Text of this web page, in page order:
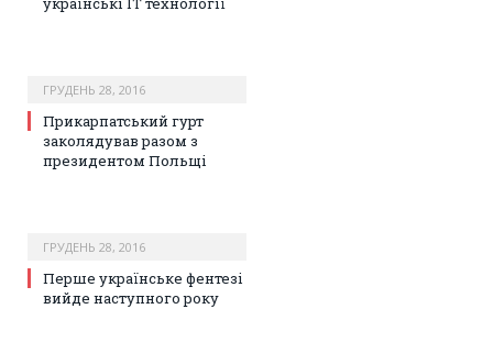
ГРУДЕНЬ 28, 2016
Прикарпатський гурт
заколядував разом з
президентом Польщі
ГРУДЕНЬ 28, 2016
Перше українське фентезі
вийде наступного року